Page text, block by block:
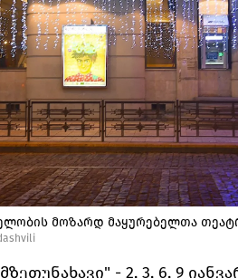
მოზარდ მაყურებელთა
- 2, 3, 6, 9